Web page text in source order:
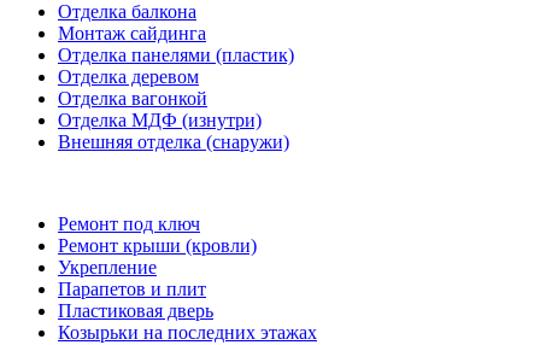
Отделка балкона
Монтаж сайдинга
Отделка панелями (пластик)
Отделка деревом
Отделка вагонкой
Отделка МДФ (изнутри)
Внешняя отделка (снаружи)
Ремонт под ключ
Ремонт крыши (кровли)
Укрепление
Парапетов и плит
Пластиковая дверь
Козырьки на последних этажах